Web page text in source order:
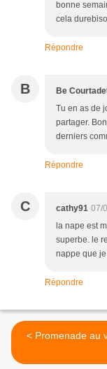
bonne
cela
Répondre
B Be
Tu en as de
partager.
derniers
Répondre
C cathy91 07/
la nape est
superbe. le
nappe que
Répondre
< Promenade au